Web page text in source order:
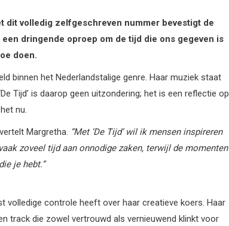
dit volledig zelfgeschreven nummer bevestigt de
dringende oproep om de tijd die ons gegeven is
doen.
binnen het Nederlandstalige genre. Haar muziek staat
Tijd’ is daarop geen uitzondering; het is een reflectie op
nu.
Margretha. “Met ‘De Tijd’ wil ik mensen inspireren
zoveel tijd aan onnodige zaken, terwijl de momenten
je hebt.”
volledige controle heeft over haar creatieve koers. Haar
track die zowel vertrouwd als vernieuwend klinkt voor